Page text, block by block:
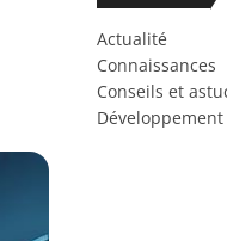
Actualité
Connaissances
Conseils et